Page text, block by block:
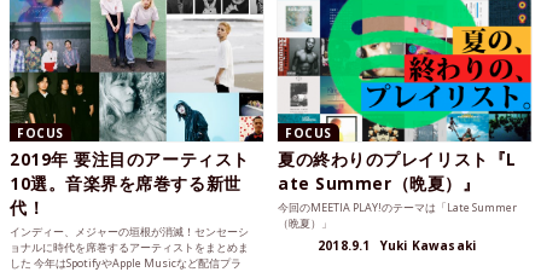
FOCUS
2019年 要注目のアーティスト
10選。音楽界を席巻する新世
代！
インディー、メジャーの垣根が消滅！センセーシ
ョナルに時代を席巻するアーティストをまとめま
した 今年はSpotifyやApple Musicなど配信プラ
FOCUS
夏の終わりのプレイリスト『L
ate Summer（晩夏）』
今回のMEETIA PLAY!のテーマは「Late Summer
（晩夏）」
2018.9.1 Yuki Kawasaki